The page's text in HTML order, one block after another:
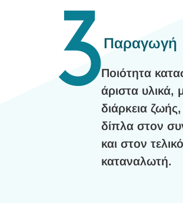
3Παραγωγή
Ποιότητα
άριστα υλικά,
διάρκεια
δίπλα στον
και στον τελικό
καταναλωτή.